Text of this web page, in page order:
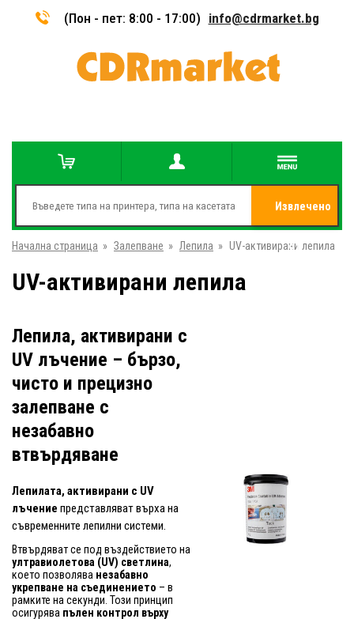
(Пон - пет: 8:00 - 17:00) info@cdrmarket.bg
Извлечено
от
Начална страница » Залепване » Лепила » UV-активирани лепила
UV-активирани лепила
Лепила, активирани с
UV лъчение – бързо,
чисто и прецизно
залепване с
незабавно
втвърдяване
Лепилата, активирани с UV
лъчение представляват върха на
съвременните лепилни системи.
Втвърдяват се под въздействието на
ултравиолетова (UV) светлина,
което позволява незабавно
укрепване на съединението – в
рамките на секунди. Този принцип
осигурява пълен контрол върху